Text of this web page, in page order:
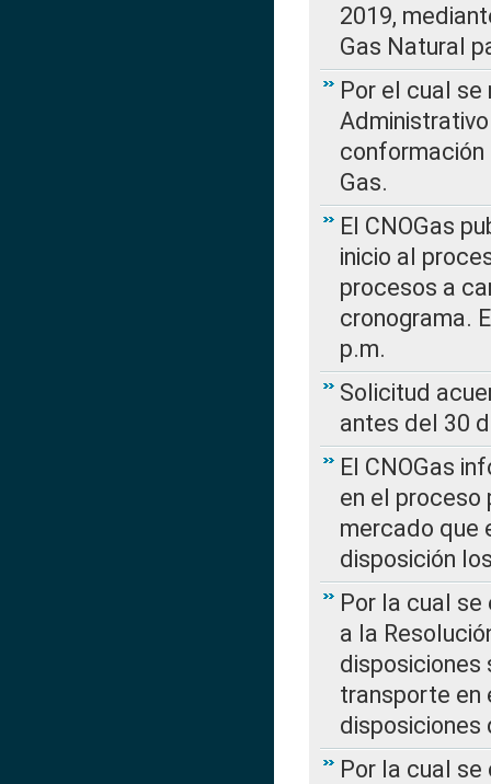
2019,
Gas Natural
Por el cual
conformación
Gas.
El CNOGas
inicio al
procesos a
cronograma.
p.m.
Solicitud
antes del 30
El CNOGas
en el
mercado que
disposición
Por la cual se
a la
disposiciones
transporte en
disposiciones
Por la cual se